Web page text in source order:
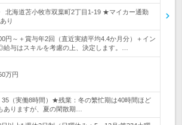
北海道苫小牧市双葉町2丁目1-19 ★マイカー通勤
り
円～＋賞与年2回（直近実績平均4.4か月分）＋イン
与はスキルを考慮の上、決定します。…
万円
35（実働8時間）★残業：冬の繁忙期は40時間ほど
ありますが、夏の閑散期…